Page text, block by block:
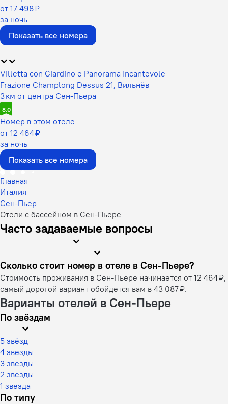
от 17 498 ₽
за ночь
Показать все номера
Villetta con Giardino e Panorama Incantevole
Frazione Champlong Dessus 21, Вильнёв
3 км от центра Сен-Пьера
8,0
Номер в этом отеле
от 12 464 ₽
за ночь
Показать все номера
Главная
Италия
Сен-Пьер
Отели с бассейном в Сен-Пьере
Часто задаваемые вопросы
Сколько стоит номер в отеле в Сен-Пьере?
Стоимость проживания в Сен-Пьере начинается от 12 464 ₽,
самый дорогой вариант обойдется вам в 43 087 ₽.
Варианты отелей в Сен-Пьере
По звёздам
5 звёзд
4 звезды
3 звезды
2 звезды
1 звезда
По типу